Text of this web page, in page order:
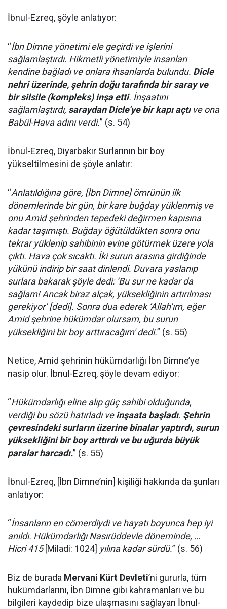
İbnul-Ezreq, şöyle anlatıyor:
“İbn Dimne yönetimi ele geçirdi ve işlerini
sağlamlaştırdı. Hikmetli yönetimiyle insanları
kendine bağladı ve onlara ihsanlarda bulundu. Dicle
nehri üzerinde, şehrin doğu tarafında bir saray ve
bir silsile (kompleks) inşa etti. İnşaatını
sağlamlaştırdı, saraydan Dicle’ye bir kapı açtıve ona
Babül-Hava adını verdi.” (s. 54)
İbnul-Ezreq, Diyarbakır Surlarının bir boy
yükseltilmesini de şöyle anlatır:
“Anlatıldığına göre, [İbn Dimne] ömrünün ilk
dönemlerinde bir gün, bir kare buğday yüklenmiş ve
onu Amid şehrinden tepedeki değirmen kapısına
kadar taşımıştı. Buğday öğütüldükten sonra onu
tekrar yüklenip sahibinin evine götürmek üzere yola
çıktı. Hava çok sıcaktı. İki surun arasına girdiğinde
yükünü indirip bir saat dinlendi. Duvara yaslanıp
surlara bakarak şöyle dedi: ‘Bu sur ne kadar da
sağlam! Ancak biraz alçak, yüksekliğinin artırılması
gerekiyor’ [dedi]. Sonra dua ederek ‘Allah’ım, eğer
Amid şehrine hükümdar olursam, bu surun
yüksekliğini bir boy arttıracağım' dedi.” (s. 55)
Netice, Amid şehrinin hükümdarlığı İbn Dimne’ye
nasip olur. İbnul-Ezreq, şöyle devam ediyor:
“Hükümdarlığı eline alıp güç sahibi olduğunda,
verdiği bu sözü hatırladı veinşaata başladı. Şehrin
çevresindeki surların üzerine binalar yaptırdı, surun
yüksekliğini bir boy arttırdı ve bu uğurda büyük
paralar harcadı.” (s. 55)
İbnul-Ezreq, [İbn Dimne’nin] kişiliği hakkında da şunları
anlatıyor:
“İnsanların en cömerdiydi ve hayatı boyunca hep iyi
anıldı. Hükümdarlığı Nasırüddevle döneminde, …
Hicri 415[Miladi: 1024] yılına kadar sürdü.” (s. 56)
Biz de burada Mervani Kürt Devleti’ni gururla, tüm
hükümdarlarını, İbn Dimne gibi kahramanları ve bu
bilgileri kaydedip bize ulaşmasını sağlayan İbnul-